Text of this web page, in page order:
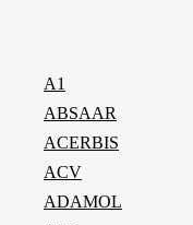
A1
ABSAAR
ACERBIS
ACV
ADAMOL